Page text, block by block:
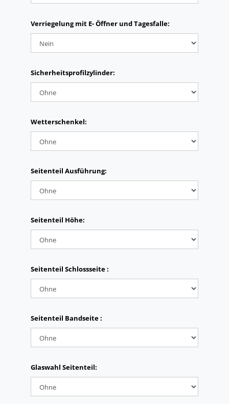
Verriegelung mit E- Öffner und Tagesfalle:
Sicherheitsprofilzylinder:
Wetterschenkel:
Seitenteil Ausführung:
Seitenteil Höhe:
Seitenteil Schlossseite :
Seitenteil Bandseite :
Glaswahl Seitenteil: